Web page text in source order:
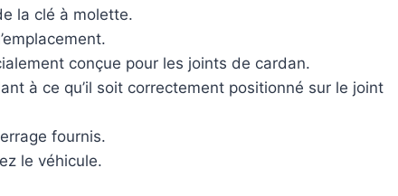
la clé à molette.
conçue pour les joints de cardan.
à ce qu’il soit correctement positionné sur le joint
fournis.
le véhicule.